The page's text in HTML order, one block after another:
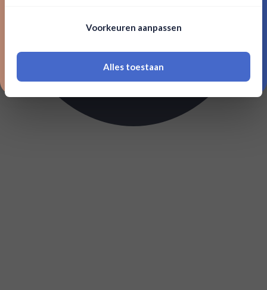
18 jaar of ouder zijn
Voorkeuren aanpassen
Alles toestaan